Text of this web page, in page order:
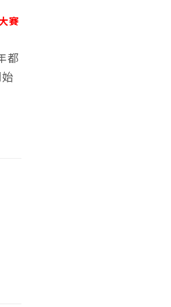
賽
都